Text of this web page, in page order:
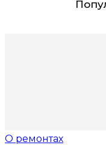
О ремонтах